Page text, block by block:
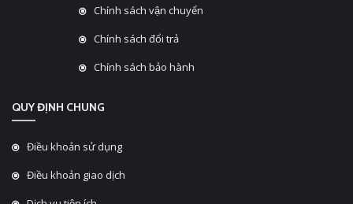
Chính sách vận chuyển
Chính sách đổi trả
Chính sách bảo hành
QUY ĐỊNH CHUNG
Điều khoản sử dụng
Điều khoản giao dịch